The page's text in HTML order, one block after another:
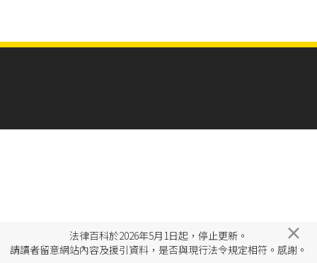
法律百科於2026年5月1日起，停止更新。
請讀者留意網站內容及援引資料，是否與現行法令規定相符。感謝。
×